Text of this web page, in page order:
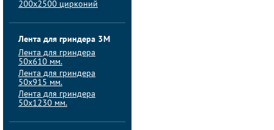
200х2500 цирконий
Лента для гриндера 3M
Лента для гриндера
50x610 мм.
Лента для гриндера
50x915 мм.
Лента для гриндера
50x1230 мм.